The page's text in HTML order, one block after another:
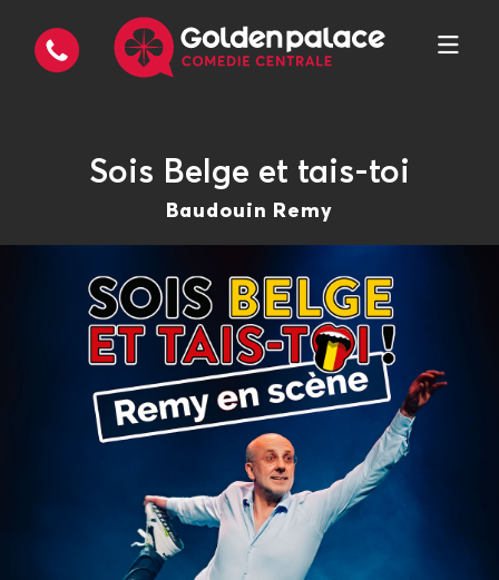
Sois Belge et tais-toi
Baudouin Remy